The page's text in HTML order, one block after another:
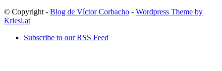
© Copyright - Blog de Víctor Corbacho - Wordpress Theme by
Kriesi.at
Subscribe to our RSS Feed